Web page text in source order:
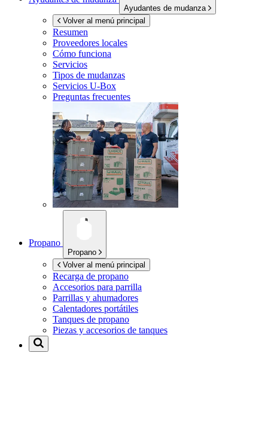
Ayudantes de mudanza
Volver al menú principal
Resumen
Proveedores locales
Cómo funciona
Servicios
Tipos de mudanzas
Servicios U-Box
Preguntas frecuentes
Propano
Propano
Volver al menú principal
Recarga de propano
Accesorios para parrilla
Parrillas y ahumadores
Calentadores portátiles
Tanques de propano
Piezas y accesorios de tanques